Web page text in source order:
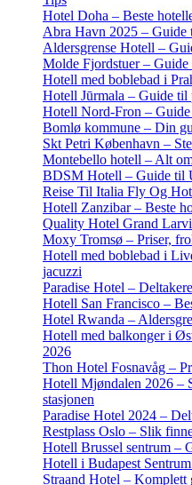
Hotel Doha – Beste
Abra Havn 2025 – Guide
Aldersgrense Hotell –
Molde Fjordstuer –
Hotell med boblebad i
Hotell Jūrmala – Guide til
Hotell Nord-Fron –
Bomlø kommune – Din
Skt Petri København –
Montebello hotell – Alt
BDSM Hotell – Guide til
Reise Til Italia Fly Og
Hotell Zanzibar – Beste
Quality Hotel Grand
Moxy Tromsø – Priser,
Hotell med boblebad i
jacuzzi
Paradise Hotel –
Hotell San Francisco –
Hotel Rwanda –
Hotell med balkonger i
2026
Thon Hotel Fosnavåg –
Hotell Mjøndalen 2026 –
stasjonen
Paradise Hotel 2024 –
Restplass Oslo – Slik
Hotell Brussel sentrum –
Hotell i Budapest
Straand Hotel –